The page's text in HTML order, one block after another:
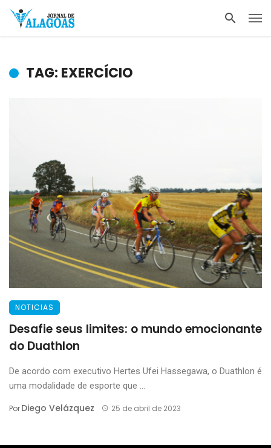
TAG: EXERCÍCIO
NOTICIAS
Desafie seus limites: o mundo emocionante
do Duathlon
De acordo com executivo Hertes Ufei Hassegawa, o Duathlon é
uma modalidade de esporte que ...
PorDiego Velázquez 25 de abril de 2023